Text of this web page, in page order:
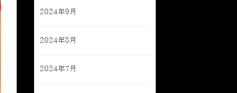
2024年9月
2024年8月
2024年7月